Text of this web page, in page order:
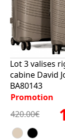
Lot 3 valises
cabine David
BA80143
Promotion
420.00€